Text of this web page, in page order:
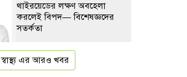
থাইরয়েডের লক্ষণ অবহেলা
করলেই বিপদ— বিশেষজ্ঞদের
সতর্কতা
স্বাস্থ্য এর আরও খবর